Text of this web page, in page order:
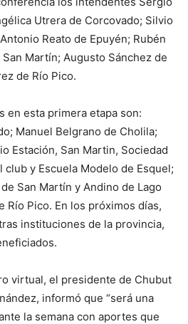
Utrera de Corcovado; Silvio
Reato de Epuyén; Rubén
Martín; Augusto Sánchez de
de Río Pico.
en esta primera etapa son:
Manuel Belgrano de Cholila;
Estación, San Martin, Sociedad
club y Escuela Modelo de Esquel;
San Martín y Andino de Lago
Río Pico. En los próximos días,
instituciones de la provincia,
virtual, el presidente de Chubut
informó que “será una
la semana con aportes que